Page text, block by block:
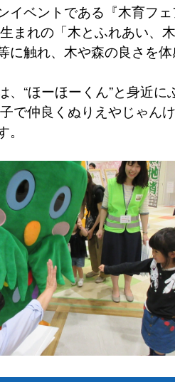
イベントである『木育フ
まれの「木とふれあい、
に触れ、木や森の良さを
、“ほーほーくん”と身近
で仲良くぬりえやじゃん
。